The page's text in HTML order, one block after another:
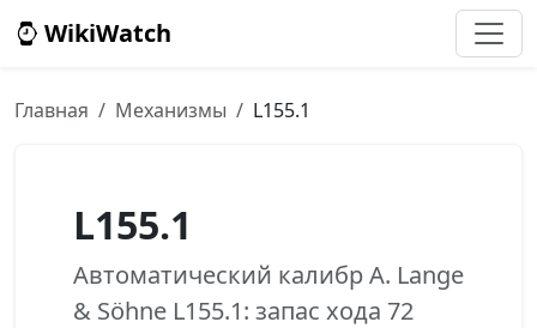
WikiWatch
Главная Механизмы L155.1
L155.1
Автоматический калибр A. Lange
& Söhne L155.1: запас хода 72